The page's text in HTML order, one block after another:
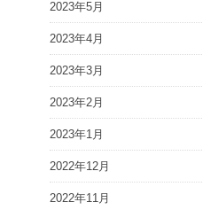
2023年5月
2023年4月
2023年3月
2023年2月
2023年1月
2022年12月
2022年11月